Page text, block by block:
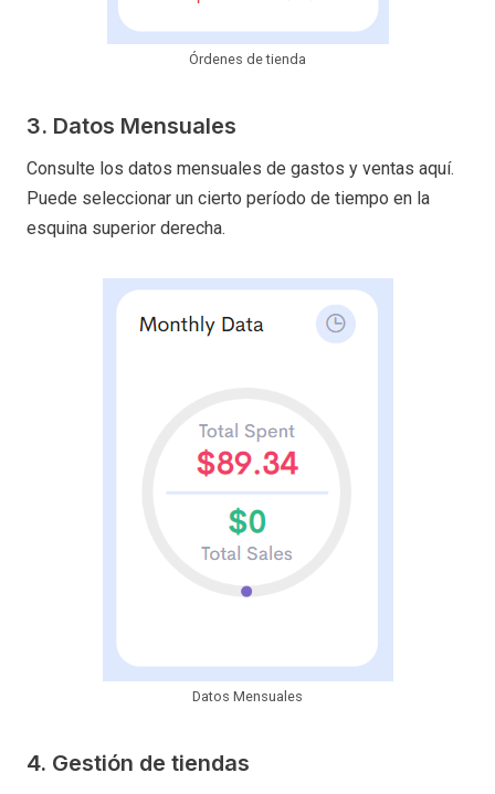
Órdenes de tienda
3. Datos Mensuales
Consulte los datos mensuales de gastos y ventas aquí.
Puede seleccionar un cierto período de tiempo en la
esquina superior derecha.
Datos Mensuales
4. Gestión de tiendas